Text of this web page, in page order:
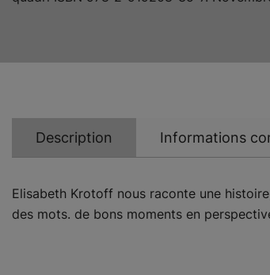
Description Informations
Elisabeth Krotoff nous raconte une
des mots. de bons moments en